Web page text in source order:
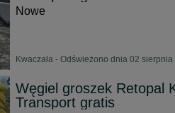
Nowe
Kwaczała - Odświeżono dnia 02 sierpnia
Węgiel groszek Retopal
Transport gratis